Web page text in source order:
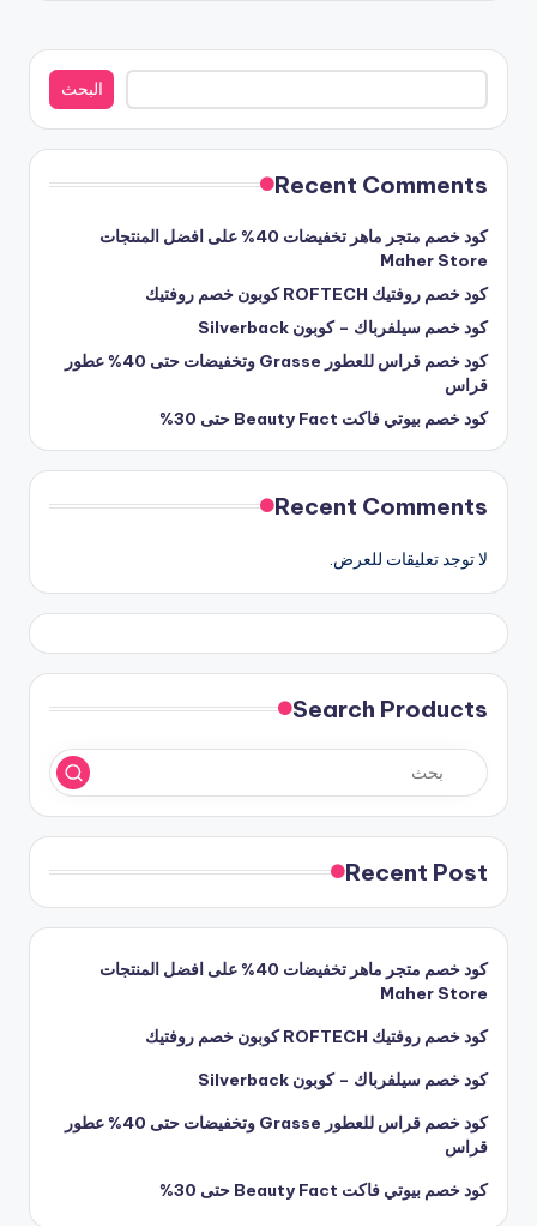
البحث
البحث
Recent Comments
كود خصم متجر ماهر تخفيضات 40% على افضل المنتجات
Maher Store
كود خصم روفتيك ROFTECH كوبون خصم روفتيك
كود خصم سيلفرباك – كوبون Silverback
كود خصم قراس للعطور Grasse وتخفيضات حتى 40% عطور
قراس
كود خصم بيوتي فاكت Beauty Fact حتى 30%
Recent Comments
لا توجد تعليقات للعرض.
Search Products
Recent Post
كود خصم متجر ماهر تخفيضات 40% على افضل المنتجات
Maher Store
كود خصم روفتيك ROFTECH كوبون خصم روفتيك
كود خصم سيلفرباك – كوبون Silverback
كود خصم قراس للعطور Grasse وتخفيضات حتى 40% عطور
قراس
كود خصم بيوتي فاكت Beauty Fact حتى 30%